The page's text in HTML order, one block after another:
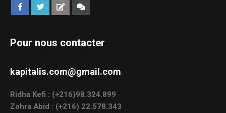
Pour nous contacter
kapitalis.com@gmail.com
Ridha Kefi : (+216)98.324.899
Zohra Abid : (+216) 22.578.343